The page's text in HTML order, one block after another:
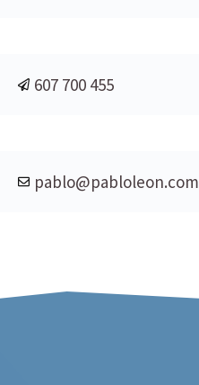
607 700 455
pablo@pabloleon.com